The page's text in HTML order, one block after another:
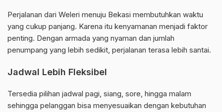
Perjalanan dari Weleri menuju Bekasi membutuhkan waktu
yang cukup panjang. Karena itu kenyamanan menjadi faktor
penting. Dengan armada yang nyaman dan jumlah
penumpang yang lebih sedikit, perjalanan terasa lebih santai.
Jadwal Lebih Fleksibel
Tersedia pilihan jadwal pagi, siang, sore, hingga malam
sehingga pelanggan bisa menyesuaikan dengan kebutuhan